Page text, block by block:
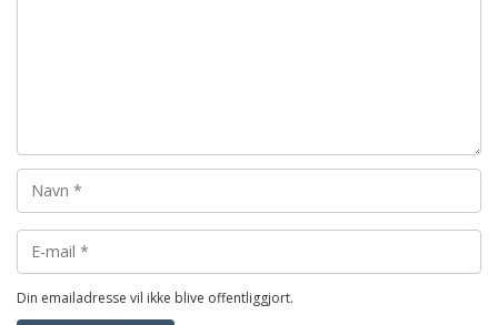
Din emailadresse vil ikke blive offentliggjort.